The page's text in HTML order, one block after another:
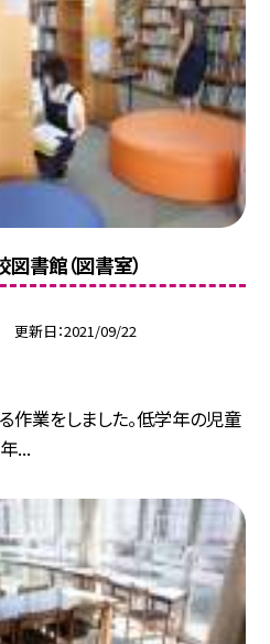
図書館（図書室）
更新日 2021/09/22
作業をしました。低学年の児童
...